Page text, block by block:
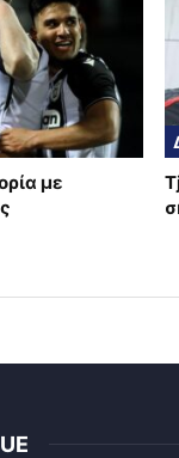
με